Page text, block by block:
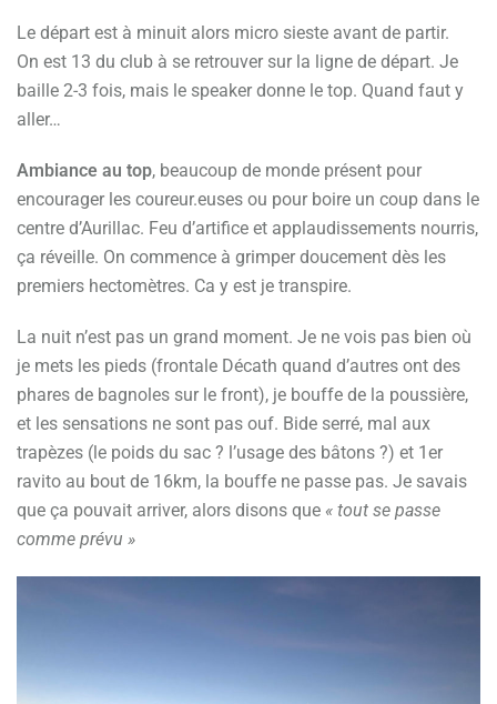
Le départ est à minuit alors micro sieste avant de partir.
On est 13 du club à se retrouver sur la ligne de départ. Je
baille 2-3 fois, mais le speaker donne le top. Quand faut y
aller…
Ambiance au top, beaucoup de monde présent pour
encourager les coureur.euses ou pour boire un coup dans le
centre d’Aurillac. Feu d’artifice et applaudissements nourris,
ça réveille. On commence à grimper doucement dès les
premiers hectomètres. Ca y est je transpire.
La nuit n’est pas un grand moment. Je ne vois pas bien où
je mets les pieds (frontale Décath quand d’autres ont des
phares de bagnoles sur le front), je bouffe de la poussière,
et les sensations ne sont pas ouf. Bide serré, mal aux
trapèzes (le poids du sac ? l’usage des bâtons ?) et 1er
ravito au bout de 16km, la bouffe ne passe pas. Je savais
que ça pouvait arriver, alors disons que « tout se passe
comme prévu »